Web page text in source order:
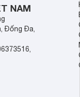
NAM
Đống Đa,